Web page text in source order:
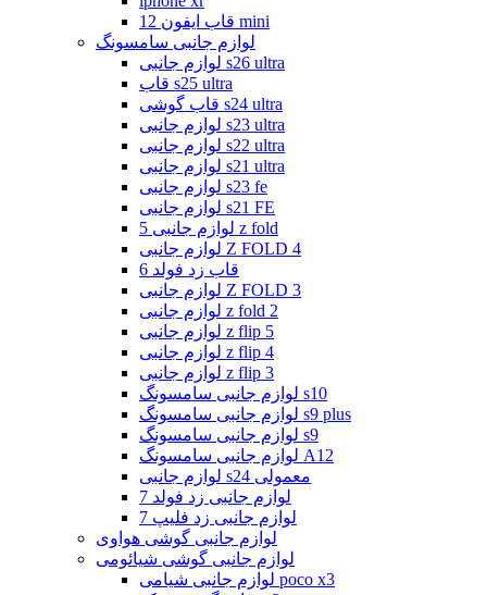
قاب ایفون 12 mini
لوازم جانبی سامسونگ
لوازم جانبی s26 ultra
قاب s25 ultra
قاب گوشی s24 ultra
لوازم جانبی s23 ultra
لوازم جانبی s22 ultra
لوازم جانبی s21 ultra
لوازم جانبی s23 fe
لوازم جانبی s21 FE
لوازم جانبی 5 z fold
لوازم جانبی Z FOLD 4
قاب زد فولد 6
لوازم جانبی Z FOLD 3
لوازم جانبی z fold 2
لوازم جانبی z flip 5
لوازم جانبی z flip 4
لوازم جانبی z flip 3
لوازم جانبی سامسونگ s10
لوازم جانبی سامسونگ s9 plus
لوازم جانبی سامسونگ s9
لوازم جانبی سامسونگ A12
لوازم جانبی s24 معمولی
لوازم جانبی زد فولد 7
لوازم جانبی زد فلیپ 7
لوازم جانبی گوشی هواوی
لوازم جانبی گوشی شیائومی
لوازم جانبی شیامی poco x3